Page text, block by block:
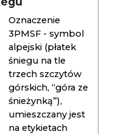
Oznaczenie
3PMSF - symbol
alpejski (płatek
śniegu na tle
trzech szczytów
górskich, “góra ze
śnieżynką”),
umieszczany jest
na etykietach